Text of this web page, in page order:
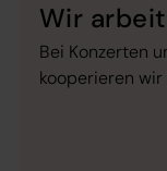
Wir
Bei Konzerten
kooperieren